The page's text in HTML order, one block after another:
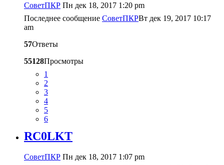
CоветПКР Пн дек 18, 2017 1:20 pm
Последнее сообщение CоветПКРВт дек 19, 2017 10:17
am
57Ответы
55128Просмотры
1
2
3
4
5
6
RC0LKT
CоветПКР Пн дек 18, 2017 1:07 pm